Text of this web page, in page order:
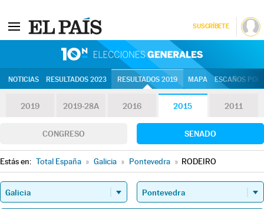
SUSCRÍBETE
NOTICIAS RESULTADOS 2023 RESULTADOS 2019 MAPA ESCAÑOS
2019 2019-28A 2016 2015 2011
CONGRESO SENADO
Estás en: Total España » Galicia » Pontevedra » RODEIRO